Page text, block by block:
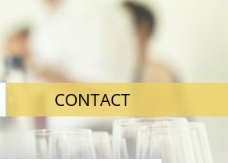
CONTACT